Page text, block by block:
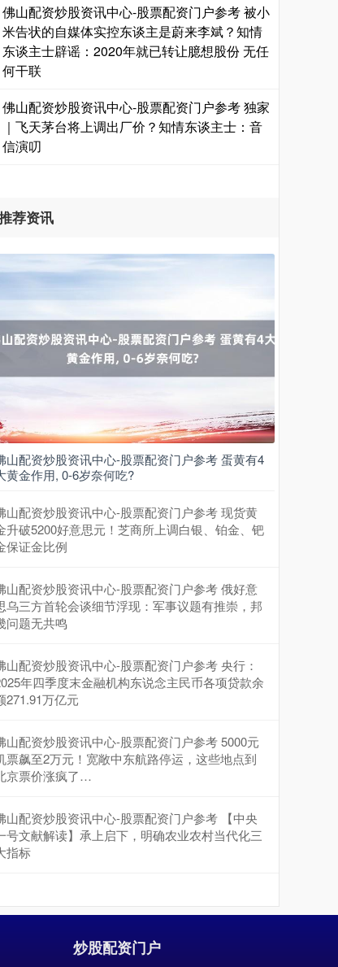
上证综指 3900.35 +21.92 +0.57%
深证成指 14110.12 -34.08 -0.24%
沪深300
佛山配资炒股资讯中心-股票配资门户参考 被小
米告状的自媒体实控东谈主是蔚来李斌？知情
东谈主士辟谣：2020年就已转让臆想股份 无任
何干联
佛山配资炒股资讯中心-股票配资门户参考 独家
｜飞天茅台将上调出厂价？知情东谈主士：音
信演叨
荐资讯
山配资炒股资讯中心-股票配资门户参考 蛋黄有4
黄金作用, 0-6岁奈何吃?
山配资炒股资讯中心-股票配资门户参考 现货黄
升破5200好意思元！芝商所上调白银、铂金、钯
保证金比例
山配资炒股资讯中心-股票配资门户参考 俄好意
乌三方首轮会谈细节浮现：军事议题有推崇，邦
问题无共鸣
山配资炒股资讯中心-股票配资门户参考 央行：
年四季度末金融机构东说念主民币各项贷款余
271.91万亿元
山配资炒股资讯中心-股票配资门户参考 5000元
票飙至2万元！宽敞中东航路停运，这些地点到
京票价涨疯了…
山配资炒股资讯中心-股票配资门户参考 【中央
号文献解读】承上启下，明确农业农村当代化三
指标
炒股配资门户